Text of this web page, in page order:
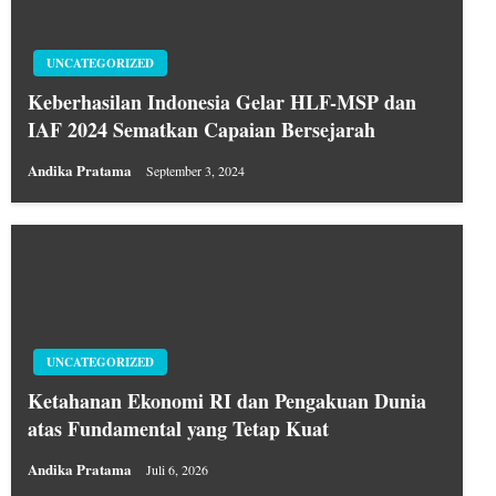
UNCATEGORIZED
Keberhasilan Indonesia Gelar HLF-MSP dan
IAF 2024 Sematkan Capaian Bersejarah
Andika Pratama September 3, 2024
UNCATEGORIZED
Ketahanan Ekonomi RI dan Pengakuan Dunia
atas Fundamental yang Tetap Kuat
Andika Pratama Juli 6, 2026